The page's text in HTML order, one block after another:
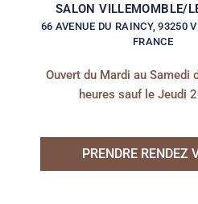
SALON VILLEMOMBLE/
66 AVENUE DU RAINCY, 93250
FRANCE
Ouvert du Mardi au Samedi
heures sauf le Jeudi
PRENDRE RENDEZ